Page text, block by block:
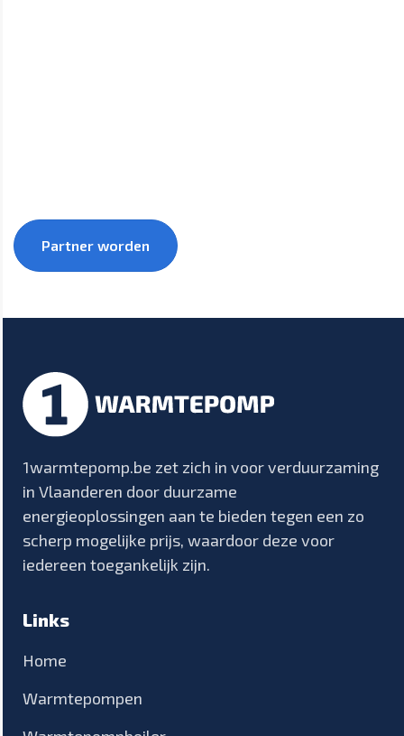
Partner worden
1warmtepomp.be zet zich in voor verduurzaming
in Vlaanderen door duurzame
energieoplossingen aan te bieden tegen een zo
scherp mogelijke prijs, waardoor deze voor
iedereen toegankelijk zijn.
Links
Home
Warmtepompen